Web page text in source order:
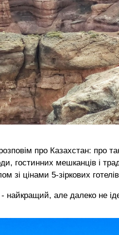
про Казахстан: про
гостинних мешканців і
зі цінами 5-зіркових
- найкращий, але далеко не